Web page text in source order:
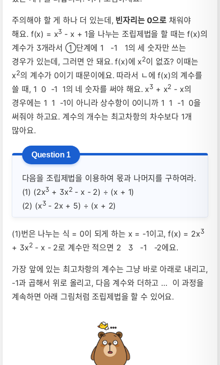
주의해야 할 게 하나 더 있는데, 빈자리는 0으로 채워야
해요. f(x) = x3 - x + 1을 나누는 조립제법을 할 때는 f(x)의
계수가 3개라서 ①단계에 1 -1 1의 세 숫자만 쓰는
경우가 있는데, 그러면 안 돼요. f(x)에 x2이 없죠? 이때는
x2의 계수가 0이기 때문이에요. 따라서 ㄴ에 f(x)의 계수를
쓸 때, 1 0 -1 1의 네 숫자를 써야 해요. x3 + x2 - x의
경우에는 1 1 -1이 아니라 상수항이 0이니까 1 1 -1 0을
써줘야 하고요. 계수의 개수는 최고차항의 차수보다 1개
많아요.
다음을 조립제법을 이용하여 몫과 나머지를 구하여라.
(1) (2x3 + 3x2 - x - 2) ÷ (x + 1)
(2) (x3- 2x + 5) ÷ (x + 2)
(1)번은 나누는 식 = 0이 되게 하는 x = -1이고, f(x) = 2x3
+ 3x2 - x - 2로 계수만 적으면 2 3 -1 -2에요.
가장 앞에 있는 최고차항의 계수는 그냥 바로 아래로 내리고,
-1과 곱해서 위로 올리고, 다음 계수와 더하고 … 이 과정을
계속하면 아래 그림처럼 조립제법을 할 수 있어요.